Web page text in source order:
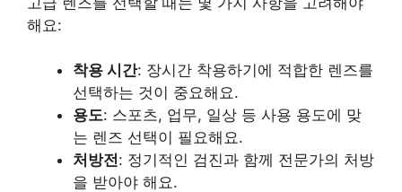
해요:
착용 시간: 장시간 착용하기에 적합한 렌즈를
선택하는 것이 중요해요.
용도: 스포츠, 업무, 일상 등 사용 용도에 맞
는 렌즈 선택이 필요해요.
처방전: 정기적인 검진과 함께 전문가의 처방
을 받아야 해요.